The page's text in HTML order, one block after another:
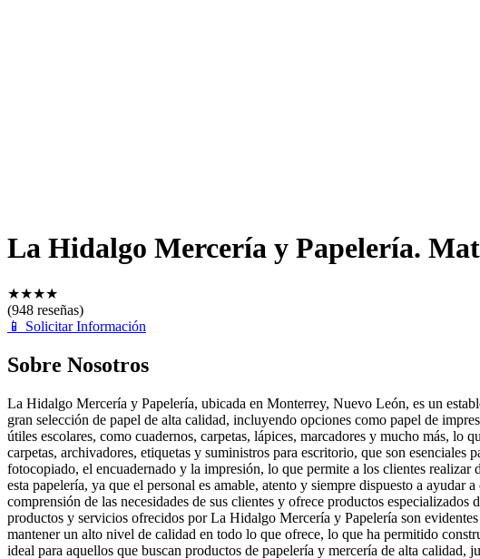
La Hidalgo Mercería y Papelería.
★★★★
(948 reseñas)
📱
Solicitar Información
Sobre Nosotros
La Hidalgo Mercería y Papelería, ubicada en Monterrey, Nuevo León, es un
gran selección de papel de alta calidad, incluyendo opciones como papel de
útiles escolares, como cuadernos, carpetas, lápices, marcadores y mucho más,
carpetas, archivadores, etiquetas y suministros para escritorio, que son
fotocopiado, el encuadernado y la impresión, lo que permite a los clientes
esta papelería, ya que el personal es amable, atento y siempre dispuesto a
comprensión de las necesidades de sus clientes y ofrece productos
productos y servicios ofrecidos por La Hidalgo Mercería y Papelería son
mantener un alto nivel de calidad en todo lo que ofrece, lo que ha permitido
ideal para aquellos que buscan productos de papelería y mercería de alta